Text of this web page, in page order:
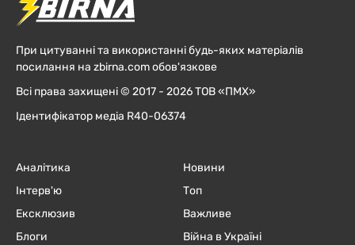
При цитуванні та використанні будь-яких матеріалів
посилання на zbirna.com обов'язкове
Всі права захищені © 2017 - 2026 ТОВ «ПМХ»
Ідентифікатор медіа R40-06374
Аналітика
Інтерв'ю
Ексклюзив
Блоги
Новини
Топ
Важливе
Війна в Україні